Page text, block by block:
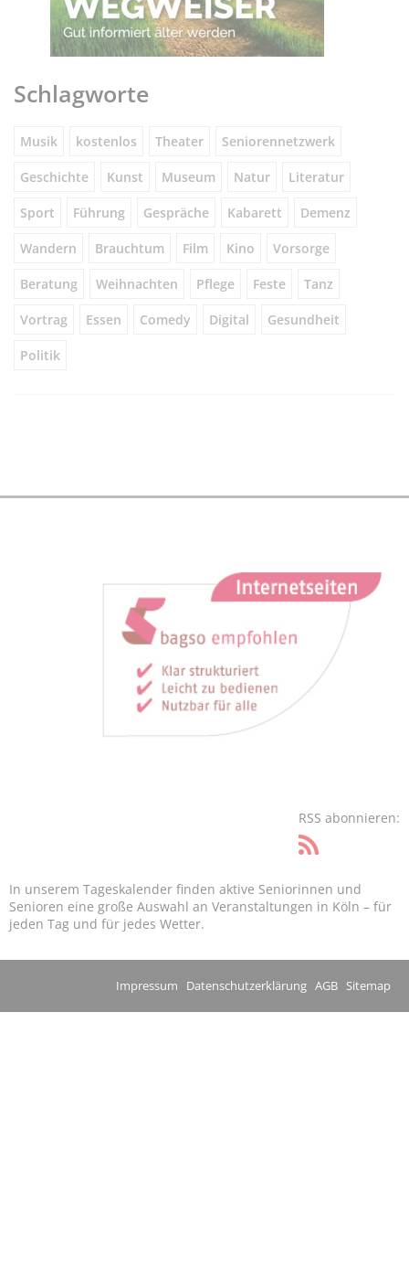
Schlagworte
Musik kostenlos Theater Seniorennetzwerk
Geschichte Kunst Museum Natur Literatur
Sport Führung Gespräche Kabarett Demenz
Wandern Brauchtum Film Kino Vorsorge
Beratung Weihnachten Pflege Feste Tanz
Vortrag Essen Comedy Digital Gesundheit
Politik
RSS abonnieren:
In unserem Tageskalender finden aktive Seniorinnen und
Senioren eine große Auswahl an Veranstaltungen in Köln – für
jeden Tag und für jedes Wetter.
Impressum Datenschutzerklärung AGB Sitemap